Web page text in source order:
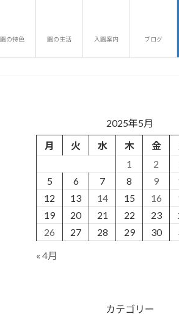
園の特色 園の生活 入園案内 ブログ
2025年5月
月
火 水 木 金
1
2
5
6 7 8 9
12
13 14 15 16
19
20 21 22 23
26
27 28 29 30
« 4月
カテゴリー